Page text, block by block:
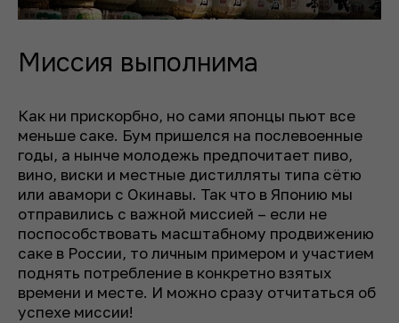
Миссия выполнима
Как ни прискорбно, но сами японцы пьют все
меньше саке. Бум пришелся на послевоенные
годы, а нынче молодежь предпочитает пиво,
вино, виски и местные дистилляты типа сётю
или авамори с Окинавы. Так что в Японию мы
отправились с важной миссией – если не
поспособствовать масштабному продвижению
саке в России, то личным примером и участием
поднять потребление в конкретно взятых
времени и месте. И можно сразу отчитаться об
успехе миссии!